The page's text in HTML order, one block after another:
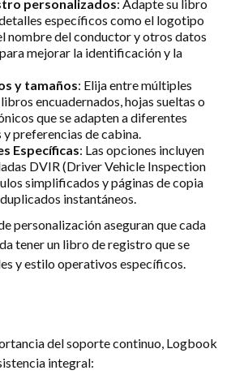
personalizados: Adapte su libro
específicos como el logotipo
nombre del conductor y otros datos
mejorar la identificación y la
y tamaños: Elija entre múltiples
encuadernados, hojas sueltas o
que se adapten a diferentes
preferencias de cabina.
Específicas: Las opciones incluyen
DVIR (Driver Vehicle Inspection
simplificados y páginas de copia
instantáneos.
personalización aseguran que cada
tener un libro de registro que se
y estilo operativos específicos.
del soporte continuo, Logbook
integral: